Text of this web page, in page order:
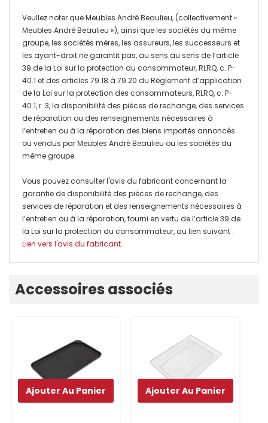
Veullez noter que Meubles André Beaulieu, (collectivement «
Meubles André Beaulieu »), ainsi que les sociétés du même
groupe, les sociétés mères, les assureurs, les successeurs et
les ayant-droit ne garantit pas, au sens au sens de l’article
39 de la Loi sur la protection du consommateur, RLRQ, c. P-
40.1 et des articles 79.18 à 79.20 du Règlement d’application
de la Loi sur la protection des consommateurs, RLRQ, c. P-
40.1, r. 3, la disponibilité des pièces de rechange, des services
de réparation ou des renseignements nécessaires à
l’entretien ou à la réparation des biens importés annoncés
ou vendus par Meubles André Beaulieu ou les sociétés du
même groupe.
Vous pouvez consulter l'avis du fabricant concernant la
garantie de disponibilité des pièces de rechange, des
services de réparation et des renseignements nécessaires à
l’entretien ou à la réparation, fourni en vertu de l’article 39 de
la Loi sur la protection du consommateur, au lien suivant :
Lien vers l'avis du fabricant.
Accessoires associés
Ajouter Au Panier Ajouter Au Panier